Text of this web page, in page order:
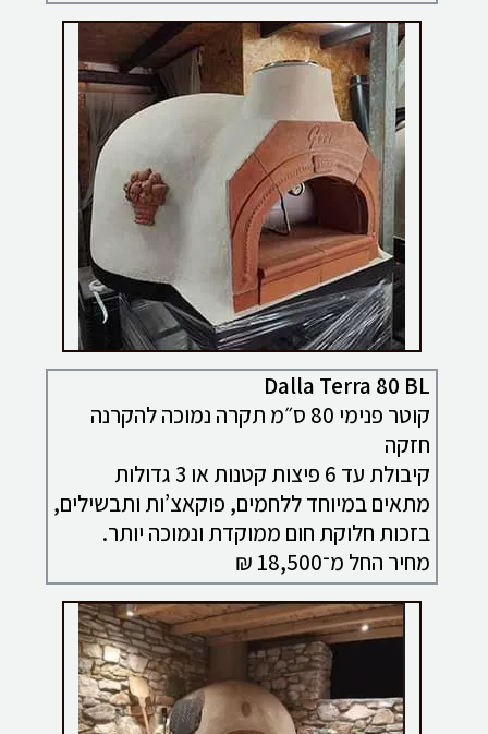
Dalla Terra 80 BL
קוטר פנימי 80 ס״מ תקרה נמוכה להקרנה
חזקה
קיבולת עד 6 פיצות קטנות או 3 גדולות
מתאים במיוחד ללחמים, פוקאצ’ות ותבשילים,
בזכות חלוקת חום ממוקדת ונמוכה יותר.
מחיר החל מ־18,500 ₪